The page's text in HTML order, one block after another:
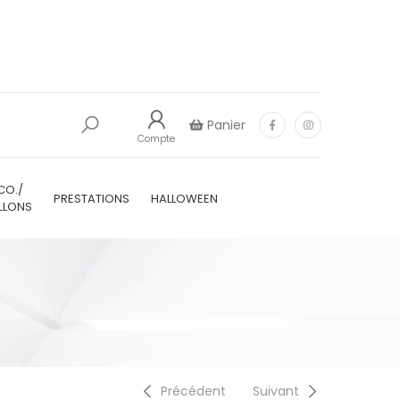
Compte
Panier
PRESTATIONS HALLOWEEN
Précédent Suivant